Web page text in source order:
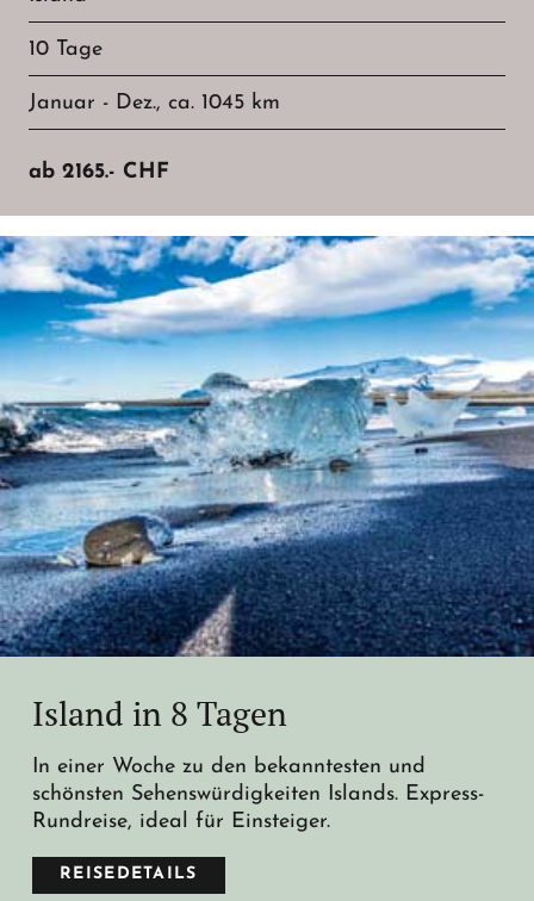
10 Tage
Januar - Dez., ca. 1045 km
ab 2165.- CHF
Island in 8 Tagen
In einer Woche zu den bekanntesten und
schönsten Sehenswürdigkeiten Islands. Express-
Rundreise, ideal für Einsteiger.
REISEDETAILS